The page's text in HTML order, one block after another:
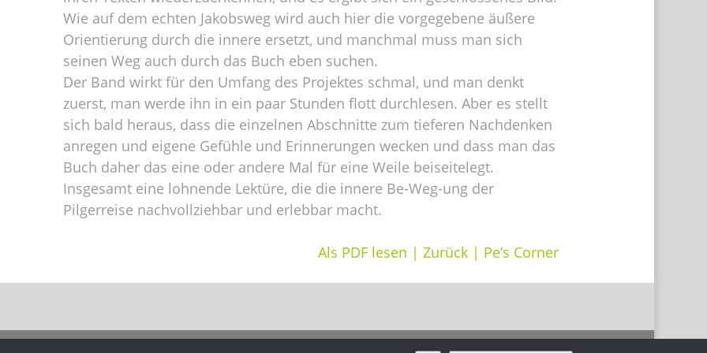
Wie auf dem echten Jakobsweg wird auch hier die vorgegebene äußere
Orientierung durch die innere ersetzt, und manchmal muss man sich
seinen Weg auch durch das Buch eben suchen.
Der Band wirkt für den Umfang des Projektes schmal, und man denkt
zuerst, man werde ihn in ein paar Stunden flott durchlesen. Aber es stellt
sich bald heraus, dass die einzelnen Abschnitte zum tieferen Nachdenken
anregen und eigene Gefühle und Erinnerungen wecken und dass man das
Buch daher das eine oder andere Mal für eine Weile beiseitelegt.
Insgesamt eine lohnende Lektüre, die die innere Be-Weg-ung der
Pilgerreise nachvollziehbar und erlebbar macht.
Als PDF lesen | Zurück| Pe’s Corner